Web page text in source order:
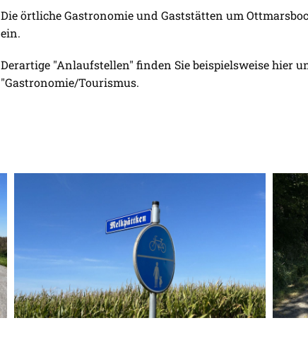
Die örtliche Gastronomie und Gaststätten um
ein.
Derartige "Anlaufstellen" finden Sie beispielsweise hier
"Gastronomie/Tourismus.